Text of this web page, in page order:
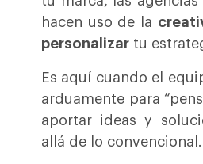
hacen uso de la
personalizar tu
Es aquí cuando el
arduamente para
aportar ideas y
allá de lo convencional.